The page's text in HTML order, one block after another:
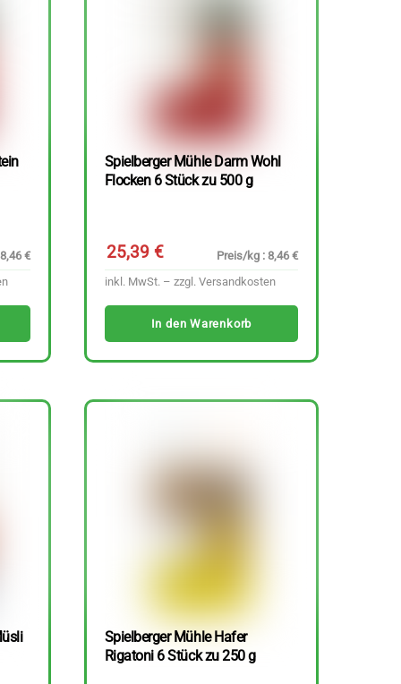
€
Spielberger Mühle Darm Wohl
Flocken 6 Stück zu 500 g
25,39€
Preis/kg : 8,46 €
inkl. MwSt. – zzgl. Versandkosten
In den Warenkorb
Spielberger Mühle Hafer
Rigatoni 6 Stück zu 250 g